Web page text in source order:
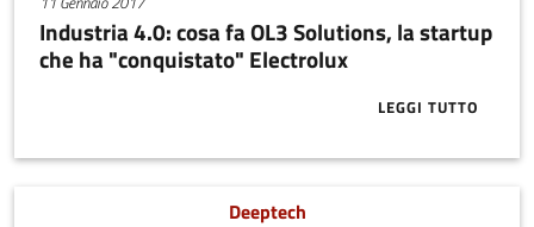
Industria 4.0: cosa fa OL3 Solutions, la startup
che ha "conquistato" Electrolux
LEGGI TUTTO
ABOUT
Deeptech